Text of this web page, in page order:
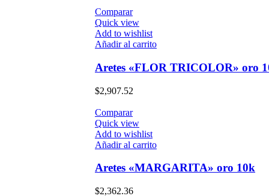
Comparar
Quick view
Add to wishlist
Añadir al carrito
Aretes «FLOR TRICOLOR» oro
$2,907.52
Comparar
Quick view
Add to wishlist
Añadir al carrito
Aretes «MARGARITA» oro 10k
$2,362.36